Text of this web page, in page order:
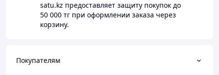
satu.kz предоставляет защиту покупок до
50 000 тг при оформлении заказа через
корзину.
Покупателям